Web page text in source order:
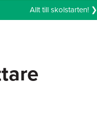
Allt till skolstarten! ❯